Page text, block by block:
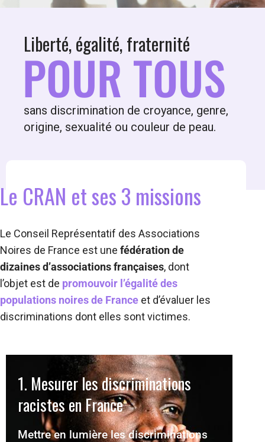
Liberté, égalité, fraternité
POUR TOUS
sans discrimination de croyance, genre,
origine, sexualité ou couleur de peau.
Le CRAN et ses 3 missions
Le Conseil Représentatif des Associations
Noires de France est une fédération de
dizaines d’associations françaises, dont
l’objet est de promouvoir l’égalité des
populations noires de France et d’évaluer les
discriminations dont elles sont victimes.
1. Mesurer les discriminations
racistes en France​​
Mettre en lumière les discriminations